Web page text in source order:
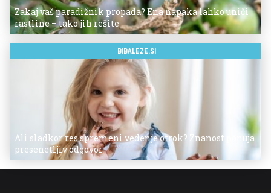
Zakaj vaš paradižnik propada? Ena napaka lahko uniči
rastline – tako jih rešite
BIBALEZE.SI
Ali sladkor res spremeni vedenje otrok? Znanost ponuja
presenetljiv odgovor